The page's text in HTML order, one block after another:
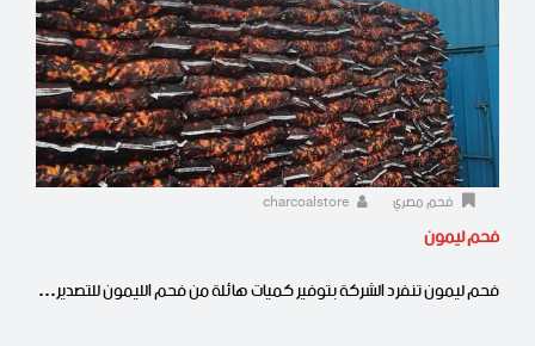
فحم مصري
فحم ليمون
فحم ليمون تنفرد الشركة بتوفير كميات هائلة من فحم الليمون للتصدير…